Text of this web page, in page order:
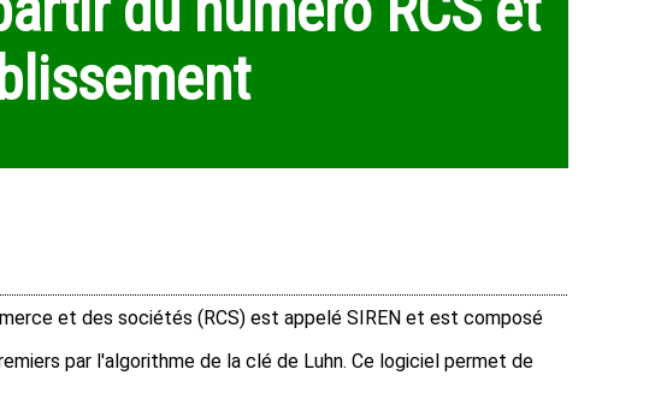
et des sociétés (RCS) est appelé SIREN et est composé
par l'algorithme de la clé de Luhn. Ce logiciel permet de